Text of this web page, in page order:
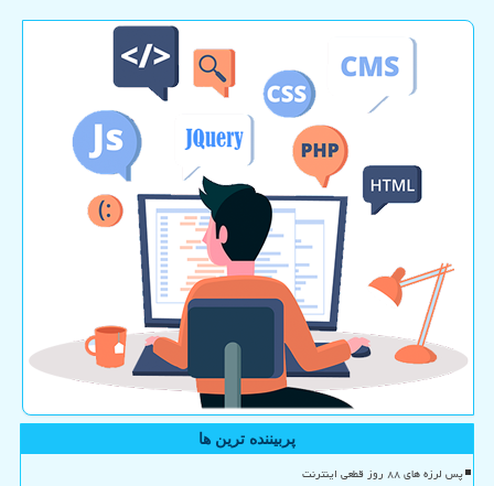
پربیننده ترین ها
پس لرزه های ۸۸ روز قطعی اینترنت